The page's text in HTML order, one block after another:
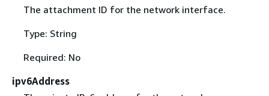
The attachment ID for the network interface.
Type: String
Required: No
ipv6Address